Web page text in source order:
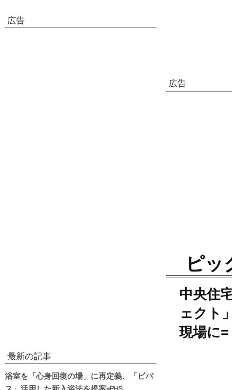
広告
ピッ
中央住
ェクト
現場に
広告
最新の記事
浴室を「心身回復の場」に再定義、「ビバ